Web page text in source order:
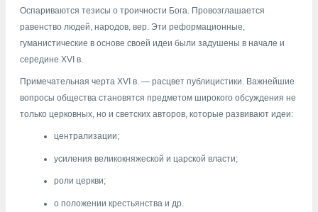
Оспариваются тезисы о троичности Бога. Провозглашается
равенство людей, народов, вер. Эти реформационные,
гуманистические в основе своей идеи были задушены в начале и
середине XVI в.
Примечательная черта XVI в. — расцвет публицистики. Важнейшие
вопросы общества становятся предметом широкого обсуждения не
только церковных, но и светских авторов, которые развивают идеи:
централизации;
усиления великокняжеской и царской власти;
роли церкви;
о положении крестьянства и др.